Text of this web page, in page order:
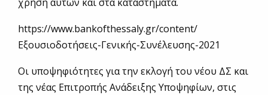
https://www.bankofthessaly.gr/content/
Εξουσιοδοτήσεις-Γενικής-Συνέλευσης-2021
Οι υποψηφιότητες για την εκλογή του νέου ΔΣ και
της νέας Επιτροπής Ανάδειξης Υποψηφίων, στις